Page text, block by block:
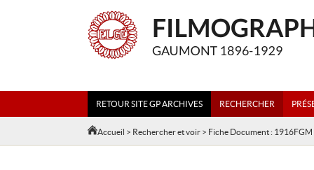
RETOUR SITE GP ARCHIVES RECHERCHER
Accueil > Rechercher et voir > Fiche Document :